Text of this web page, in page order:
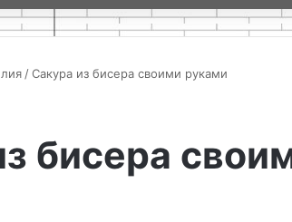
/Сакура из бисера своими руками
бисера
к
обновлению